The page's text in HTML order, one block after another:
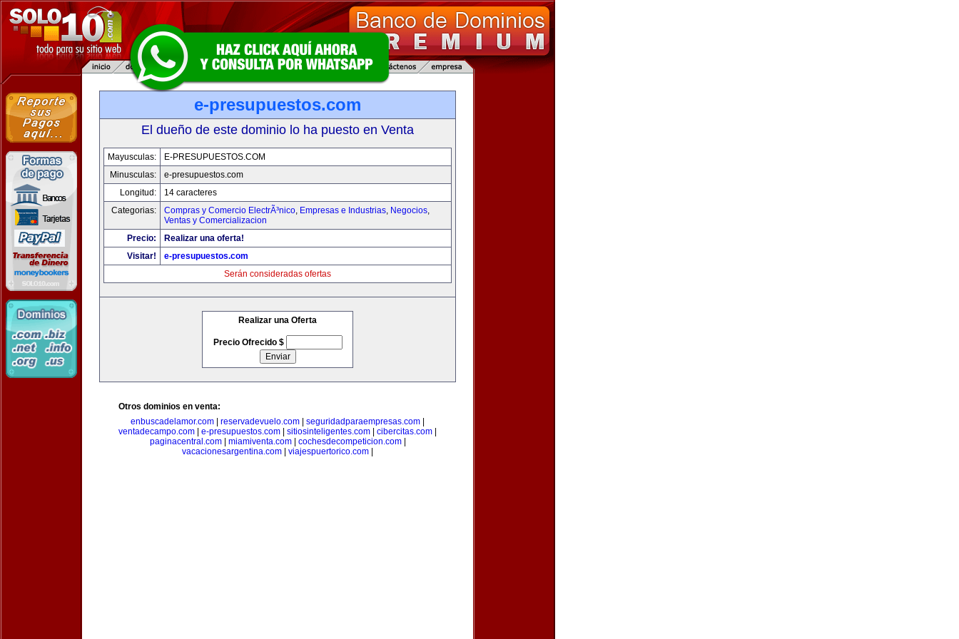
e-presupuestos.com
El dueño de este dominio lo ha puesto en Venta
Mayusculas:
E-PRESUPUESTOS.COM
Minusculas:
e-presupuestos.com
Longitud:
14 caracteres
Categorias:
Compras y Comercio ElectrÃ³nico, Empresas e Industrias, Negocios,
Ventas y Comercializacion
Precio:
Realizar una oferta!
Visitar!
e-presupuestos.com
Serán consideradas ofertas
Realizar una Oferta
Precio Ofrecido $
Otros dominios en venta:
enbuscadelamor.com
reservadevuelo.com seguridadparaempresas.com
ventadecampo.com
e-presupuestos.com sitiosinteligentes.com cibercitas.com
paginacentral.com| miamiventa.com| cochesdecompeticion.com|
vacacionesargentina.com
viajespuertorico.com